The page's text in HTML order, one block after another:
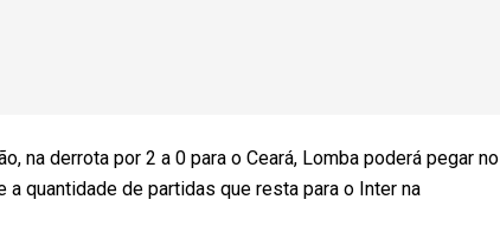
na derrota por 2 a 0 para o Ceará, Lomba poderá pegar no
quantidade de partidas que resta para o Inter na